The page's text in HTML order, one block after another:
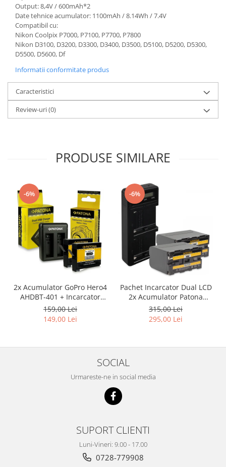
Telefoane mobile
Output: 8,4V / 600mAh*2
Date tehnice acumulator: 1100mAh / 8.14Wh / 7.4V
Compatibil cu:
Nikon Coolpix P7000, P7100, P7700, P7800
Nikon D3100, D3200, D3300, D3400, D3500, D5100, D5200, D5300,
D5500, D5600, Df
Informatii conformitate produs
Caracteristici
Review-uri(0)
PRODUSE SIMILARE
-6%
2x Acumulator GoPro Hero4
AHDBT-401 + Incarcator
Dual AHBBP-401
159,00 Lei
149,00 Lei
-6%
Pachet Incarcator Dual LCD
2x Acumulator Patona
pentru Sony NP-F970
315,00 Lei
295,00 Lei
SOCIAL
Urmareste-ne in social media
SUPORT CLIENTI
Luni-Vineri: 9.00 - 17.00
0728-779908